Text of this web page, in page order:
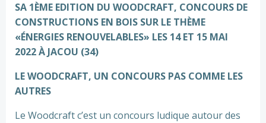
SA 1ÈME EDITION DU WOODCRAFT, CONCOURS DE
CONSTRUCTIONS EN BOIS SUR LE THÈME
«ÉNERGIES RENOUVELABLES» LES 14 ET 15 MAI
2022 À JACOU (34)
LE WOODCRAFT, UN CONCOURS PAS COMME LES
AUTRES
Le Woodcraft c’est un concours ludique autour des